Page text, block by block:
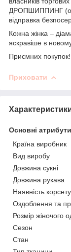
ДРОПШИППИНГ (опт
відправка
Кожна жінка –
яскравіше в
Приємних покупок!
Приховати
Основні атрибути
Країна виробник
Вид виробу
Довжина сукні
Довжина рукава
Наявність корсету
Оздоблення та
Розмір жіночого
Сезон
Стан